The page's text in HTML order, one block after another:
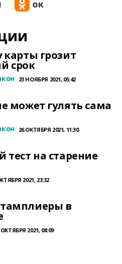
карты грозит
срок
23 НОЯБРЯ 2021, 05:42
может гулять сама
26 ОКТЯБРЯ 2021, 11:30
тест на старение
2021, 23:32
в
2021, 08:09